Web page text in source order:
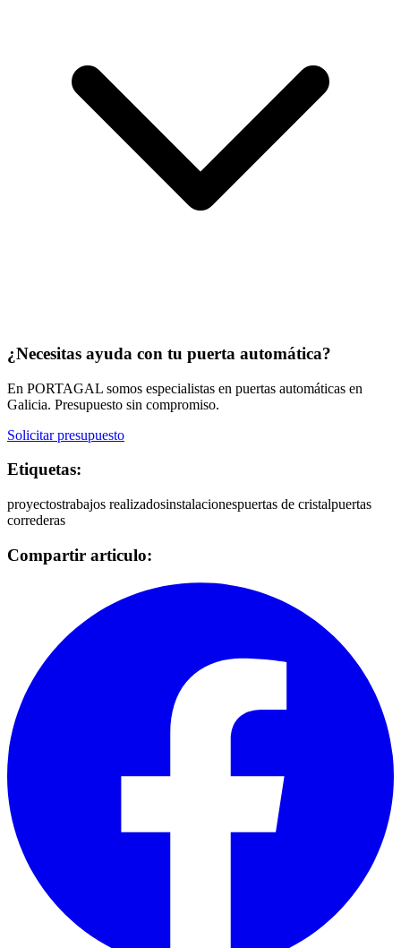
¿Necesitas ayuda con tu puerta automática?
En PORTAGAL somos especialistas en puertas automáticas en
Galicia. Presupuesto sin compromiso.
Solicitar presupuesto
Etiquetas:
proyectostrabajos realizadosinstalacionespuertas de cristalpuertas
correderas
Compartir articulo: